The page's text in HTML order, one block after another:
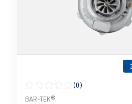
Calificación promedio de 0 de 5
(0)
BAR-TEK®